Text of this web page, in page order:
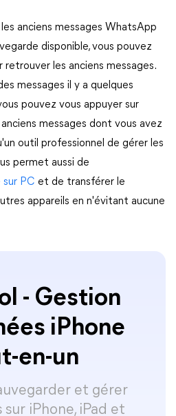
anciens messages WhatsApp
disponible, vous pouvez
les anciens messages.
messages il y a quelques
pouvez vous appuyer sur
messages dont vous avez
outil professionnel de gérer les
permet aussi de
PC et de transférer le
appareils en n'évitant aucune
- Gestion
iPhone
en-un
et gérer
sur iPhone, iPad et